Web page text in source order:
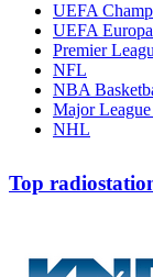
UEFA
UEFA
Premier
NFL
NBA
Major
NHL
Top